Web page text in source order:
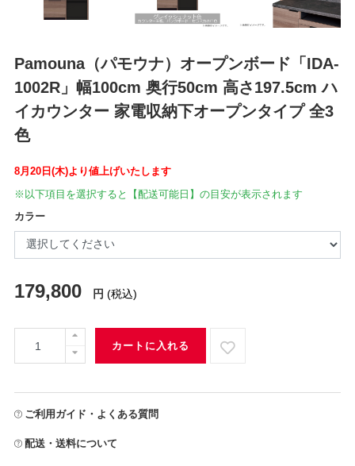
Pamouna（パモウナ）オープンボード「IDA-
1002R」幅100cm 奥行50cm 高さ197.5cm ハ
イカウンター 家電収納下オープンタイプ 全3
色
8月20日(木)より値上げいたします
※以下項目を選択すると【配送可能日】の目安が表示されます
カラー
179,800 円 (税込)
カートに入れる
ご利用ガイド・よくある質問
配送・送料について